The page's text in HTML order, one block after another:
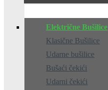
Električne Bušilice
Klasične Bušilice
Udarne bušilice
Bušaći čekići
Udarni čekići